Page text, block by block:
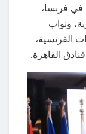
في فرنسا،
ونواب
الفرنسية،
القاهرة.